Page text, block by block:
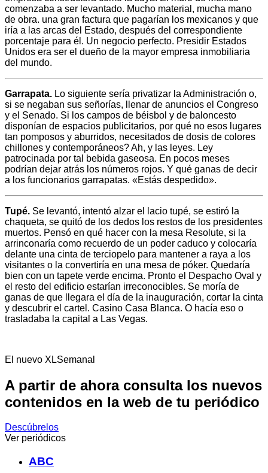
comenzaba a ser levantado. Mucho material, mucha mano
de obra. una gran factura que pagarían los mexicanos y que
iría a las arcas del Estado, después del correspondiente
porcentaje para él. Un negocio perfecto. Presidir Estados
Unidos era ser el dueño de la mayor empresa inmobiliaria
del mundo.
Garrapata. Lo siguiente sería privatizar la Administración o,
si se negaban sus señorías, llenar de anuncios el Congreso
y el Senado. Si los campos de béisbol y de baloncesto
disponían de espacios publicitarios, por qué no esos lugares
tan pomposos y aburridos, necesitados de dosis de colores
chillones y contemporáneos? Ah, y las leyes. Ley
patrocinada por tal bebida gaseosa. En pocos meses
podrían dejar atrás los números rojos. Y qué ganas de decir
a los funcionarios garrapatas. «Estás despedido».
Tupé. Se levantó, intentó alzar el lacio tupé, se estiró la
chaqueta, se quitó de los dedos los restos de los presidentes
muertos. Pensó en qué hacer con la mesa Resolute, si la
arrinconaría como recuerdo de un poder caduco y colocaría
delante una cinta de terciopelo para mantener a raya a los
visitantes o la convertiría en una mesa de póker. Quedaría
bien con un tapete verde encima. Pronto el Despacho Oval y
el resto del edificio estarían irreconocibles. Se moría de
ganas de que llegara el día de la inauguración, cortar la cinta
y descubrir el cartel. Casino Casa Blanca. O hacía eso o
trasladaba la capital a Las Vegas.
El nuevo XLSemanal
A partir de ahora consulta los nuevos
contenidos en la web de tu periódico
Descúbrelos
Ver periódicos
ABC